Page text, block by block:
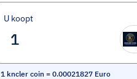
U koopt
1 kncler coin = 0.00021827 Euro